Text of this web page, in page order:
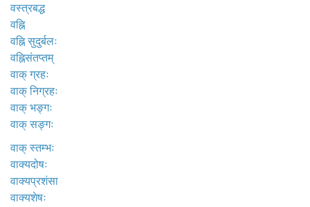
वस्त्रबद्ध
वह्नि
वह्नि सुदुर्बलः
वह्निसंतप्तम्
वाक् ग्रहः
वाक् निग्रहः
वाक् भङ्गः
वाक् सङ्गः
वाक् स्तम्भः
वाक्यदोषः
वाक्यप्रशंसा
वाक्यशेषः